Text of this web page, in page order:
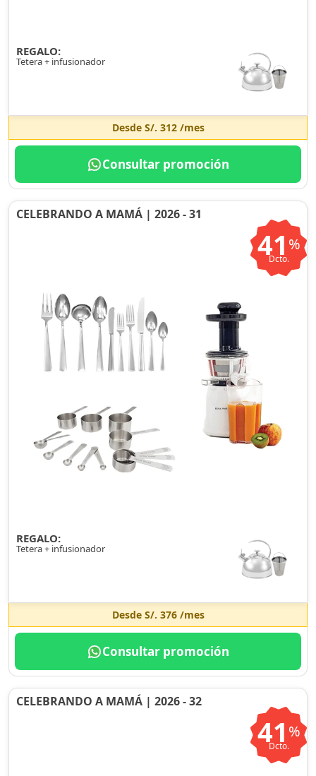
REGALO:
Tetera + infusionador
Desde S/. 312/mes
Consultar promoción
CELEBRANDO A MAMÁ | 2026 - 31
41 %
Dcto.
REGALO:
Tetera + infusionador
Desde S/. 376/mes
Consultar promoción
CELEBRANDO A MAMÁ | 2026 - 32
41 %
Dcto.